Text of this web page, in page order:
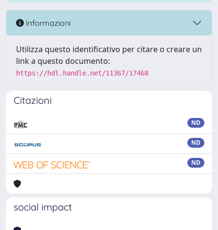
Informazioni
Utilizza questo identificativo per citare o creare un
link a questo documento:
https://hdl.handle.net/11367/17468
Citazioni
ND
ND
ND
social impact